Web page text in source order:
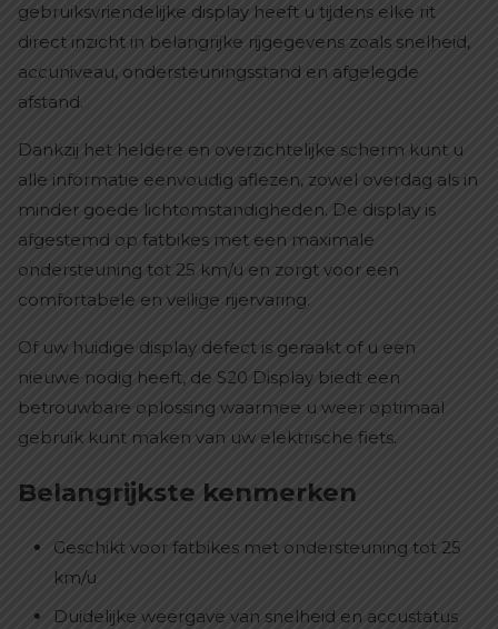
gebruiksvriendelijke display heeft u tijdens elke rit
direct inzicht in belangrijke rijgegevens zoals snelheid,
accuniveau, ondersteuningsstand en afgelegde
afstand.
Dankzij het heldere en overzichtelijke scherm kunt u
alle informatie eenvoudig aflezen, zowel overdag als in
minder goede lichtomstandigheden. De display is
afgestemd op fatbikes met een maximale
ondersteuning tot 25 km/u en zorgt voor een
comfortabele en veilige rijervaring.
Of uw huidige display defect is geraakt of u een
nieuwe nodig heeft, de S20 Display biedt een
betrouwbare oplossing waarmee u weer optimaal
gebruik kunt maken van uw elektrische fiets.
Belangrijkste kenmerken
Geschikt voor fatbikes met ondersteuning tot 25
km/u
Duidelijke weergave van snelheid en accustatus